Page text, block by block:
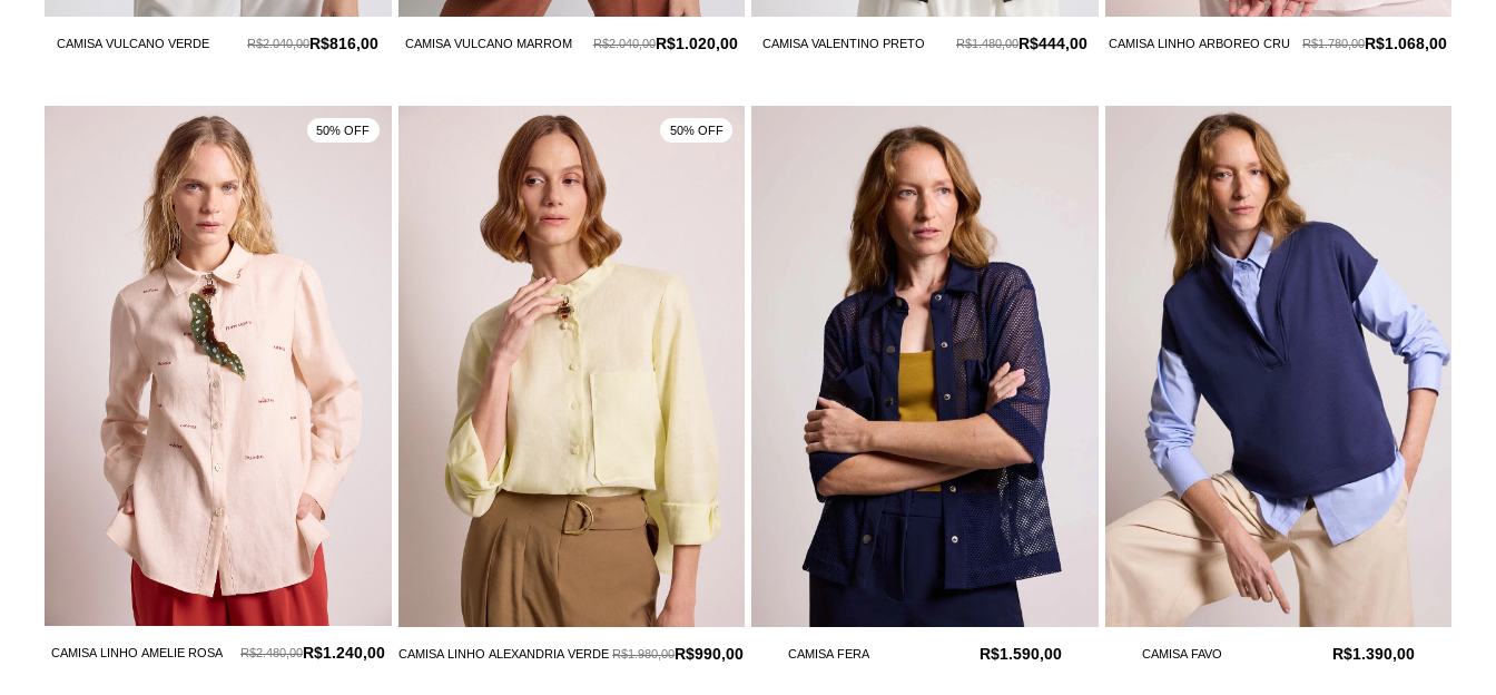
CAMISA VULCANO VERDE R$816,00
R$2.040,00 CAMISA VULCANO MARROM R$1.020,00
R$2.040,00 CAMISA VALENTINO PRETO R$444,00
R$1.480,00 CAMISA LINHO ARBOREO CRU R$1.068,00
R$1.780,00
CAMISA LINHO AMELIE ROSA R$1.240,00
R$2.480,00
50% OFF
CAMISA LINHO ALEXANDRIA VERDE R$990,00
R$1.980,00
50% OFF
CAMISA FERA R$1.590,00 CAMISA FAVO R$1.390,00